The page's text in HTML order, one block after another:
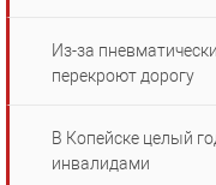
Из-за
перекроют дорогу
В Копейске целый
инвалидами